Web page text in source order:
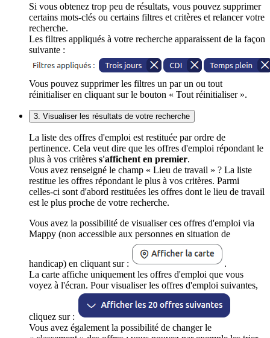
Si vous obtenez trop peu de résultats, vous pouvez supprimer
certains mots-clés ou certains filtres et critères et relancer votre
recherche.
Les filtres appliqués à votre recherche apparaissent de la façon
suivante :
Vous pouvez supprimer les filtres un par un ou tout
réinitialiser en cliquant sur le bouton « Tout réinitialiser ».
3. Visualiser les résultats de votre recherche
La liste des offres d'emploi est restituée par ordre de
pertinence. Cela veut dire que les offres d'emploi répondant le
plus à vos critères s'affichent en premier.
Vous avez renseigné le champ « Lieu de travail » ? La liste
restitue les offres répondant le plus à vos critères. Parmi
celles-ci sont d'abord restituées les offres dont le lieu de travail
est le plus proche de votre recherche.
Vous avez la possibilité de visualiser ces offres d'emploi via
Mappy (non accessible aux personnes en situation de
handicap) en cliquant sur :
.
La carte affiche uniquement les offres d'emploi que vous
voyez à l'écran. Pour visualiser les offres d'emploi suivantes,
cliquez sur :
Vous avez également la possibilité de changer le